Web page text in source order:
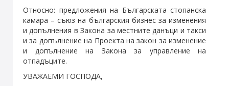
Относно: предложения на Българската стопанска
камара – съюз на българския бизнес за изменения
и допълнения в Закона за местните данъци и такси
и за допълнение на Проекта на закон за изменение
и допълнение на Закона за управление на
отпадъците.
УВАЖАЕМИ ГОСПОДА,